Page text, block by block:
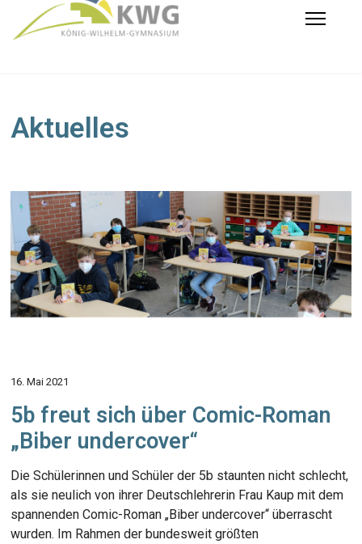
Aktuelles
16. Mai 2021
5b freut sich über Comic-Roman
„Biber undercover“
Die Schülerinnen und Schüler der 5b staunten nicht schlecht,
als sie neulich von ihrer Deutschlehrerin Frau Kaup mit dem
spannenden Comic-Roman „Biber undercover“ überrascht
wurden. Im Rahmen der bundesweit größten